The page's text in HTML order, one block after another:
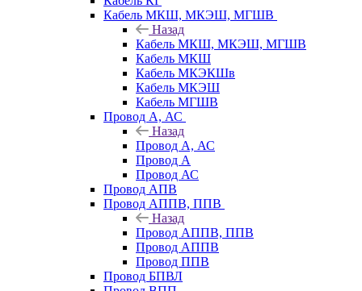
Кабель МКШ, МКЭШ, МГШВ
Назад
Кабель МКШ, МКЭШ, МГШВ
Кабель МКШ
Кабель МКЭКШв
Кабель МКЭШ
Кабель МГШВ
Провод А, АС
Назад
Провод А, АС
Провод А
Провод АС
Провод АПВ
Провод АППВ, ППВ
Назад
Провод АППВ, ППВ
Провод АППВ
Провод ППВ
Провод БПВЛ